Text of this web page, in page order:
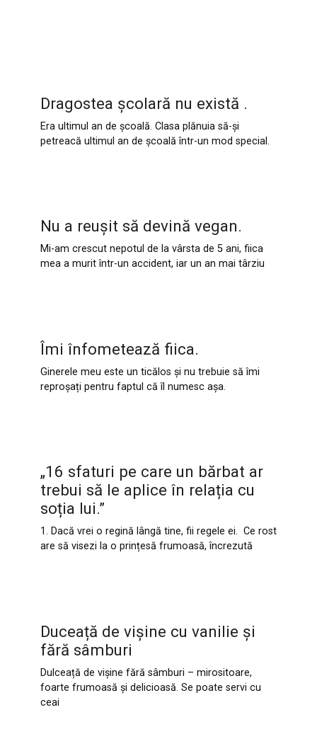
Dragostea școlară nu există .
Era ultimul an de școală. Clasa plănuia să-și
petreacă ultimul an de școală într-un mod special.
Nu a reușit să devină vegan.
Mi-am crescut nepotul de la vârsta de 5 ani, fiica
mea a murit într-un accident, iar un an mai târziu
Îmi înfometează fiica.
Ginerele meu este un ticălos și nu trebuie să îmi
reproșați pentru faptul că îl numesc așa.
„16 sfaturi pe care un bărbat ar
trebui să le aplice în relația cu
soția lui.”
1. Dacă vrei o regină lângă tine, fii regele ei. Ce rost
are să visezi la o prințesă frumoasă, încrezută
Duceață de vișine cu vanilie și
fără sâmburi
Dulceață de vișine fără sâmburi – mirositoare,
foarte frumoasă și delicioasă. Se poate servi cu
ceai